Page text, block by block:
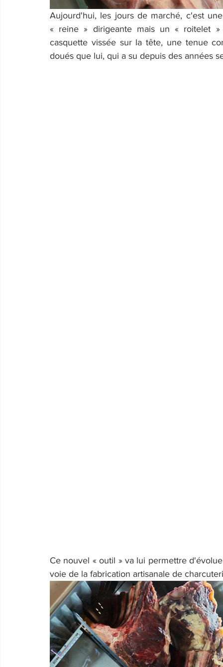
Aujourd'hui, les jours de marché, c'est
« reine » dirigeante mais un « roitelet
casquette vissée sur la tête, une tenue
doués que lui, qui a su depuis des années
Ce nouvel « outil » va lui permettre
voie de la fabrication artisanale de